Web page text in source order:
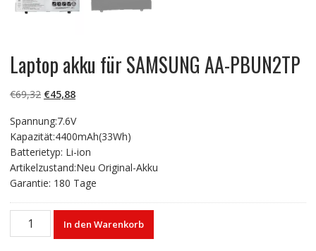
Laptop akku für SAMSUNG AA-PBUN2TP
€69,32 Ursprünglicher
war:
€69,32
€45,88Aktueller
ist:
€45,88.
Spannung:7.6V
Kapazität:4400mAh(33Wh)
Batterietyp: Li-ion
Artikelzustand:Neu Original-Akku
Garantie: 180 Tage
Laptop
In den Warenkorb